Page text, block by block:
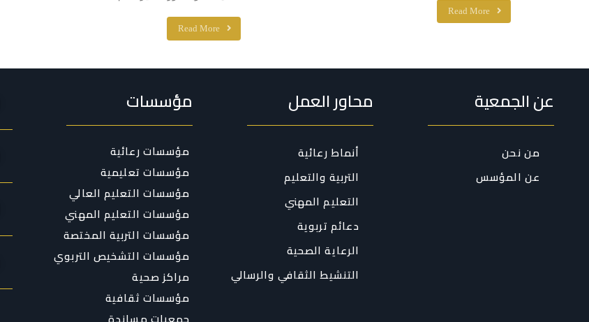
Read More
Read More
عن الجمعية
من نحن
عن المؤسس
محاور العمل
أنماط رعائية
التربية والتعليم
التعليم المهني
دعائم تربوية
الرعاية الصحية
التنشيط الثقافي والرسالي
مؤسسات
مؤسسات رعائية
مؤسسات تعليمية
مؤسسات التعليم العالي
مؤسسات التعليم المهني
مؤسسات التربية المختصة
مؤسسات التشخيص التربوي
مراكز صحية
مؤسسات ثقافية